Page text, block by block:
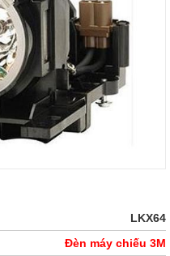
LKX64
Đèn máy chiếu 3M